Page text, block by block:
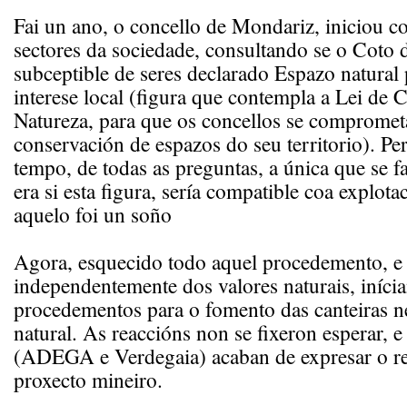
Fai un ano, o concello de Mondariz, iniciou
sectores da sociedade, consultando se o Coto
subceptible de seres declarado Espazo
interese local (figura que contempla a Lei de
Natureza, para que os concellos se
conservación de espazos do seu territorio).
tempo, de todas as preguntas, a única que se
era si esta figura, sería compatible coa
aquelo foi un soño
Agora, esquecido todo aquel procedemento, e
independentemente dos valores naturais,
procedementos para o fomento das canteiras
natural. As reaccións non se fixeron esperar,
(ADEGA e Verdegaia) acaban de expresar o
proxecto mineiro.